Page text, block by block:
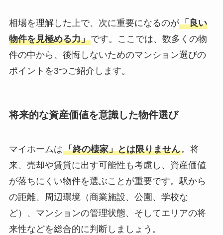
相場を理解した上で、次に重要になるのが「良い
物件を見極める力」です。ここでは、数多くの物
件の中から、後悔しないためのマンション選びの
ポイントを3つご紹介します。
将来的な資産価値を意識した物件選び
マイホームは「終の棲家」とは限りません。将
来、売却や賃貸に出す可能性も考慮し、資産価値
が落ちにくい物件を選ぶことが重要です。駅から
の距離、周辺環境（商業施設、公園、学校な
ど）、マンションの管理状態、そしてエリアの将
来性などを総合的に判断しましょう。